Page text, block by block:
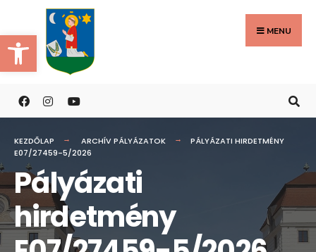
Eszköztár megnyitása
to
content
MENU
KEZDŐLAP ARCHÍV PÁLYÁZATOK
PÁLYÁZATI HIRDETMÉNY
E07/27459-5/2026
Pályázati
hirdetmény
Search